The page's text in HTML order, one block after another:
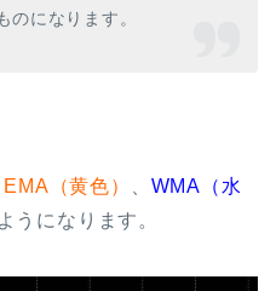
になります。
EMA（黄色）
WMA（水
うになります。